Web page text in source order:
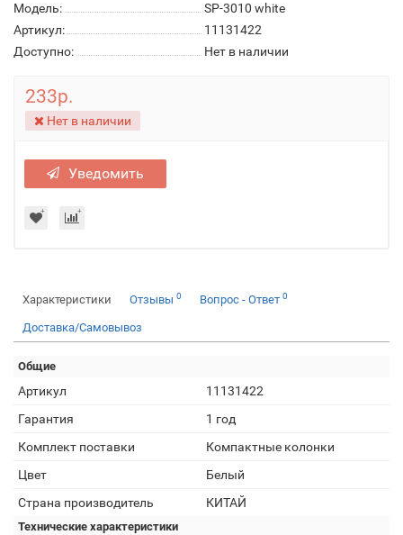
Модель:
SP-3010 white
Артикул:
11131422
Доступно:
Нет в наличии
233р.
Нет в наличии
Уведомить
Характеристики Отзывы 0 Вопрос - Ответ 0
Доставка/Самовывоз
Общие
Артикул
11131422
Гарантия
1 год
Комплект поставки
Компактные колонки
Цвет
Белый
Страна производитель
КИТАЙ
Технические характеристики